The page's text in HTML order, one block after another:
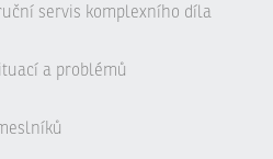
servis komplexního díla
a problémů